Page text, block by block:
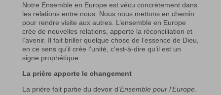
Notre Ensemble en Europe est vécu concrètement dans
les relations entre nous. Nous nous mettons en chemin
pour rendre visite aux autres. L’ensemble en Europe
crée de nouvelles relations, apporte la réconciliation et
l’avenir. Il fait briller quelque chose de l’essence de Dieu,
en ce sens qu’il crée l’unité, c’est-à-dire qu’il est un
signe prophétique.
La prière apporte le changement
La prière fait partie du devoir d’Ensemble pour l’Europe.